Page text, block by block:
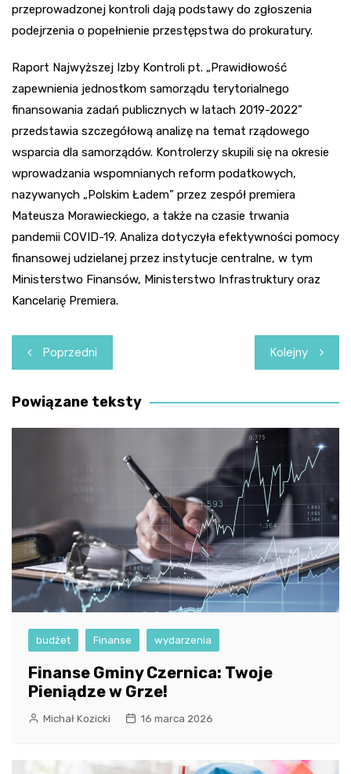
przeprowadzonej kontroli dają podstawy do zgłoszenia
podejrzenia o popełnienie przestępstwa do prokuratury.
Raport Najwyższej Izby Kontroli pt. „Prawidłowość
zapewnienia jednostkom samorządu terytorialnego
finansowania zadań publicznych w latach 2019-2022”
przedstawia szczegółową analizę na temat rządowego
wsparcia dla samorządów. Kontrolerzy skupili się na okresie
wprowadzania wspomnianych reform podatkowych,
nazywanych „Polskim Ładem” przez zespół premiera
Mateusza Morawieckiego, a także na czasie trwania
pandemii COVID-19. Analiza dotyczyła efektywności pomocy
finansowej udzielanej przez instytucje centralne, w tym
Ministerstwo Finansów, Ministerstwo Infrastruktury oraz
Kancelarię Premiera.
Nawigacja
wpisu
Poprzedni Kolejny
Powiązane teksty
budżet Finanse wydarzenia
Finanse Gminy Czernica: Twoje
Pieniądze w Grze!
Michał Kozicki 16 marca 2026